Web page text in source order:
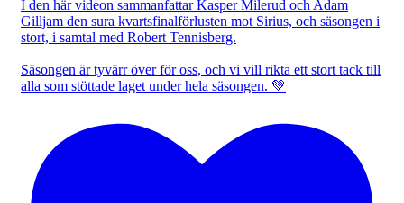
I den här videon sammanfattar Kasper Milerud och Adam
Gilljam den sura kvartsfinalförlusten mot Sirius, och säsongen i
stort, i samtal med Robert Tennisberg.
Säsongen är tyvärr över för oss, och vi vill rikta ett stort tack till
alla som stöttade laget under hela säsongen. 💚